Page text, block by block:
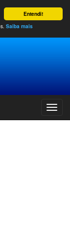
Entendi!
Saiba mais